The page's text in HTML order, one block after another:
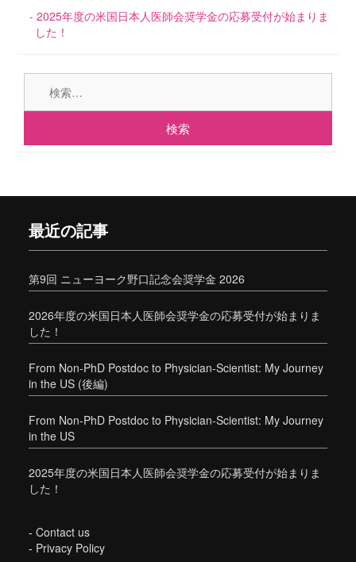
2025年度の米国日本人医師会奨学金の応募受付が始まりま
した！
最近の記事
第9回 ニューヨーク野口記念会奨学金 2026
2026年度の米国日本人医師会奨学金の応募受付が始まりま
した！
From Non-PhD Postdoc to Physician-Scientist: My Journey
in the US (後編)
From Non-PhD Postdoc to Physician-Scientist: My Journey
in the US
2025年度の米国日本人医師会奨学金の応募受付が始まりま
した！
- Contact us
- Privacy Policy